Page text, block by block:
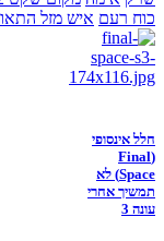
כוח רעם איש מזל
חלל אינסופי
(Final
Space) לא
תמשיך אחרי
עונה 3